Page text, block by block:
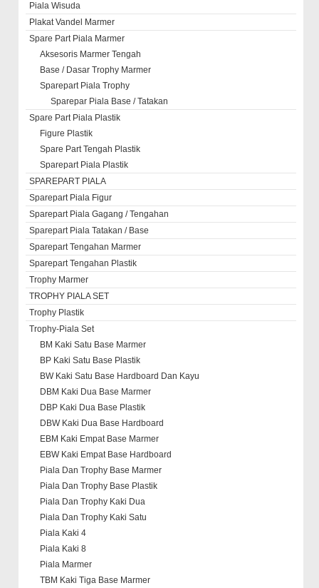
Piala Wisuda
Plakat Vandel Marmer
Spare Part Piala Marmer
Aksesoris Marmer Tengah
Base / Dasar Trophy Marmer
Sparepart Piala Trophy
Sparepar Piala Base / Tatakan
Spare Part Piala Plastik
Figure Plastik
Spare Part Tengah Plastik
Sparepart Piala Plastik
SPAREPART PIALA
Sparepart Piala Figur
Sparepart Piala Gagang / Tengahan
Sparepart Piala Tatakan / Base
Sparepart Tengahan Marmer
Sparepart Tengahan Plastik
Trophy Marmer
TROPHY PIALA SET
Trophy Plastik
Trophy-Piala Set
BM Kaki Satu Base Marmer
BP Kaki Satu Base Plastik
BW Kaki Satu Base Hardboard Dan Kayu
DBM Kaki Dua Base Marmer
DBP Kaki Dua Base Plastik
DBW Kaki Dua Base Hardboard
EBM Kaki Empat Base Marmer
EBW Kaki Empat Base Hardboard
Piala Dan Trophy Base Marmer
Piala Dan Trophy Base Plastik
Piala Dan Trophy Kaki Dua
Piala Dan Trophy Kaki Satu
Piala Kaki 4
Piala Kaki 8
Piala Marmer
TBM Kaki Tiga Base Marmer